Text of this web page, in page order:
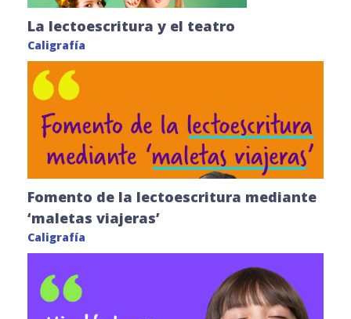
La lectoescritura y el teatro
Caligrafía
Fomento de la lectoescritura mediante
‘maletas viajeras’
Caligrafía